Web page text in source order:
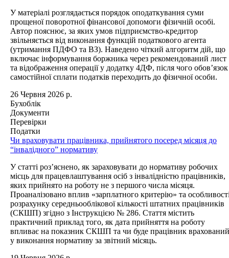
У матеріалі розглядається порядок оподаткування суми
прощеної поворотної фінансової допомоги фізичній особі.
Автор пояснює, за яких умов підприємство-кредитор
звільняється від виконання функцій податкового агента
(утримання ПДФО та ВЗ). Наведено чіткий алгоритм дій, що
включає інформування боржника через рекомендований лист
та відображення операції у додатку 4ДФ, після чого обов’язок
самостійної сплати податків переходить до фізичної особи.
26 Червня 2026 р.
Бухоблік
Документи
Перевірки
Податки
Чи враховувати працівника, прийнятого посеред місяця до
“інвалідного” нормативу
У статті роз’яснено, як зараховувати до нормативу робочих
місць для працевлаштування осіб з інвалідністю працівників,
яких прийнято на роботу не з першого числа місяця.
Проаналізовано вплив «зарплатного критерію» та
розрахунку середньооблікової кількості штатних працівників
(СКШП) згідно з Інструкцією № 286. Стаття містить
практичний приклад того, як дата прийняття на роботу
впливає на показник СКШП та чи буде працівник врахований
у виконання нормативу за звітний місяць.